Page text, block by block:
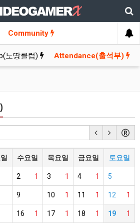
Community
노땅클럽) Attendance(출석부)
수요일 목요일 금요일 토요일
1
2 1
3 1
4 5
9 1
10 1
11 1
12
1
16 1
17 1
18 1
19